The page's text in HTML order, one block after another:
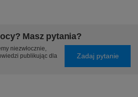
Masz pytania?
niezwłocznie,
publikując dla
Zadaj pytanie